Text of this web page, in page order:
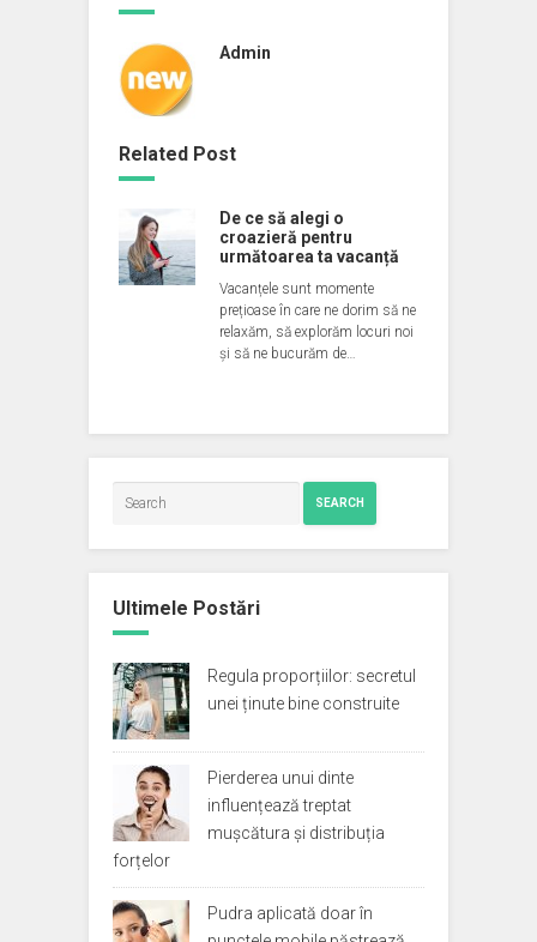
Admin
Related Post
De ce să alegi o
croazieră pentru
următoarea ta vacanță
Vacanțele sunt momente
prețioase în care ne dorim să ne
relaxăm, să explorăm locuri noi
și să ne bucurăm de…
SEARCH
Ultimele Postări
Regula proporțiilor: secretul
unei ținute bine construite
Pierderea unui dinte
influențează treptat
mușcătura și distribuția
forțelor
Pudra aplicată doar în